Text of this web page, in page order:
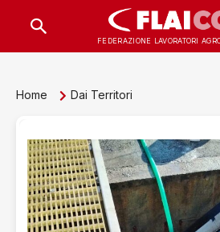
FEDERAZIONE LAVORATORI
Home Dai Territori